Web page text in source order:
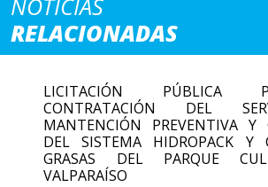
NOTICIAS
RELACIONADAS
LICITACIÓN PÚBLICA
CONTRATACIÓN DEL
MANTENCIÓN PREVENTIVA Y
DEL SISTEMA HIDROPACK Y
GRASAS DEL PARQUE
VALPARAÍSO